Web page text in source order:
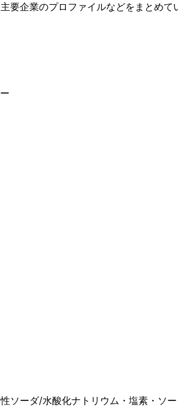
要企業のプロファイルなどをまとめて
ソーダ/水酸化ナトリウム・塩素・ソ